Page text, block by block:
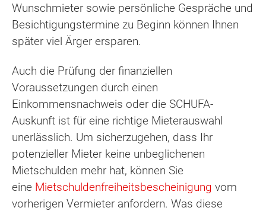
Wunschmieter sowie persönliche Gespräche und
Besichtigungstermine zu Beginn können Ihnen
später viel Ärger ersparen.
Auch die Prüfung der finanziellen
Voraussetzungen durch einen
Einkommensnachweis oder die SCHUFA-
Auskunft ist für eine richtige Mieterauswahl
unerlässlich. Um sicherzugehen, dass Ihr
potenzieller Mieter keine unbeglichenen
Mietschulden mehr hat, können Sie
eine Mietschuldenfreiheitsbescheinigung vom
vorherigen Vermieter anfordern. Was diese